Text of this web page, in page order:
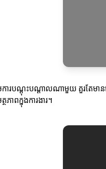
ការបណ្តុះបណ្តាលណាមួយ គួរតែ
ាពក្នុងការងារ។